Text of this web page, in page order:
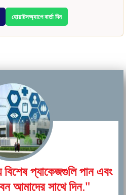
হোয়াটসঅ্যাপে বার্তা দিন
বিশেষ প্যাকেজগুলি পান এবং
আমাদের সাথে দিন."